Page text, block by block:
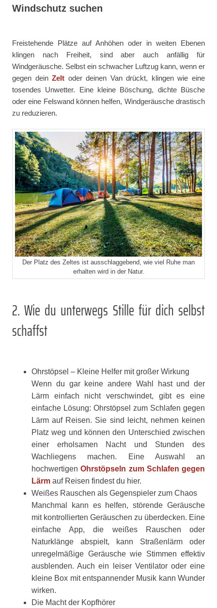
Windschutz suchen
Freistehende Plätze auf Anhöhen oder in weiten Ebenen
klingen nach Freiheit, sind aber auch anfällig für
Windgeräusche. Selbst ein schwacher Luftzug kann, wenn er
gegen deinZelt oder deinen Van drückt, klingen wie eine
tosendes Unwetter. Eine kleine Böschung, dichte Büsche
oder eine Felswand können helfen, Windgeräusche drastisch
zu reduzieren.
Der Platz des Zeltes ist ausschlaggebend, wie viel Ruhe man
erhalten wird in der Natur.
2. Wie du unterwegs Stille für dich selbst
schaffst
Ohrstöpsel – Kleine Helfer mit großer Wirkung
Wenn du gar keine andere Wahl hast und der
Lärm einfach nicht verschwindet, gibt es eine
einfache Lösung: Ohrstöpsel zum Schlafen gegen
Lärm auf Reisen. Sie sind leicht, nehmen keinen
Platz weg und können den Unterschied zwischen
einer erholsamen Nacht und Stunden des
Wachliegens machen. Eine Auswahl an
hochwertigenOhrstöpseln zum Schlafen gegen
Lärm auf Reisen findest du hier.
Weißes Rauschen als Gegenspieler zum Chaos
Manchmal kann es helfen, störende Geräusche
mit kontrollierten Geräuschen zu überdecken. Eine
einfache App, die weißes Rauschen oder
Naturklänge abspielt, kann Straßenlärm oder
unregelmäßige Geräusche wie Stimmen effektiv
ausblenden. Auch ein leiser Ventilator oder eine
kleine Box mit entspannender Musik kann Wunder
wirken.
Die Macht der Kopfhörer